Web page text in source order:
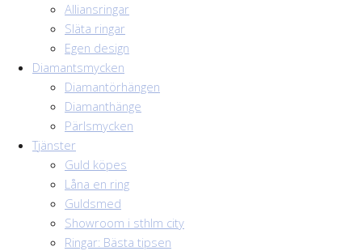
Alliansringar
Släta ringar
Egen design
Diamantsmycken
Diamantörhängen
Diamanthänge
Pärlsmycken
Tjänster
Guld köpes
Låna en ring
Guldsmed
Showroom i sthlm city
Ringar: Bästa tipsen